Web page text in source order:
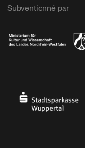
Subventionné par